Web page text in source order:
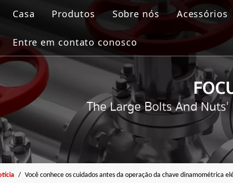
Casa Produtos
Ferramentas de aparafusamento
Macaco hidráulico
Bomba Hidráulica
Puxador
Ferramenta Flange
Sobre nós Acessórios
Entre em contato conosco
/ Você conhece os cuidados antes da operação da chave dinamométrica